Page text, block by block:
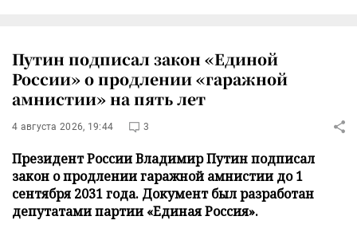
Путин подписал закон «Единой
России» о продлении «гаражной
амнистии» на пять лет
4 августа 2026, 19:44 3
Президент России Владимир Путин подписал
закон о продлении гаражной амнистии до 1
сентября 2031 года. Документ был разработан
депутатами партии «Единая Россия».